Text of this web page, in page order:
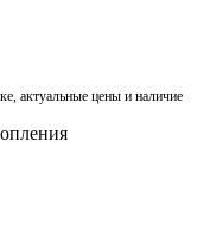
актуальные цены и наличие